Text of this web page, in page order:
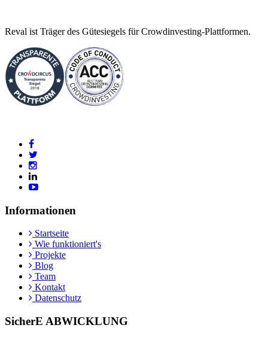
Reval ist Träger des Gütesiegels für Crowdinvesting-Plattformen.
Informationen
Startseite
Wie funktioniert's
Projekte
Blog
Team
Kontakt
Datenschutz
SicherE ABWICKLUNG